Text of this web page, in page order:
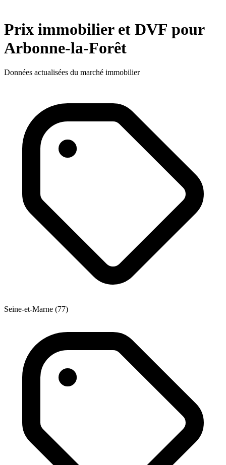
Prix immobilier et DVF pour
Arbonne-la-Forêt
Données actualisées du marché immobilier
Seine-et-Marne (77)